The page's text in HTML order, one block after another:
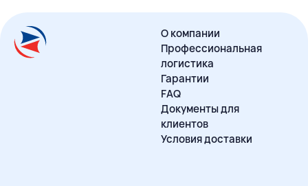
О компании
Профессиональная
логистика
Гарантии
FAQ
Документы для
клиентов
Условия доставки